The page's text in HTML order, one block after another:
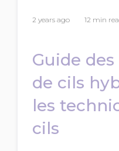
2 years ago 12 min
Guide
de cils
les
cils